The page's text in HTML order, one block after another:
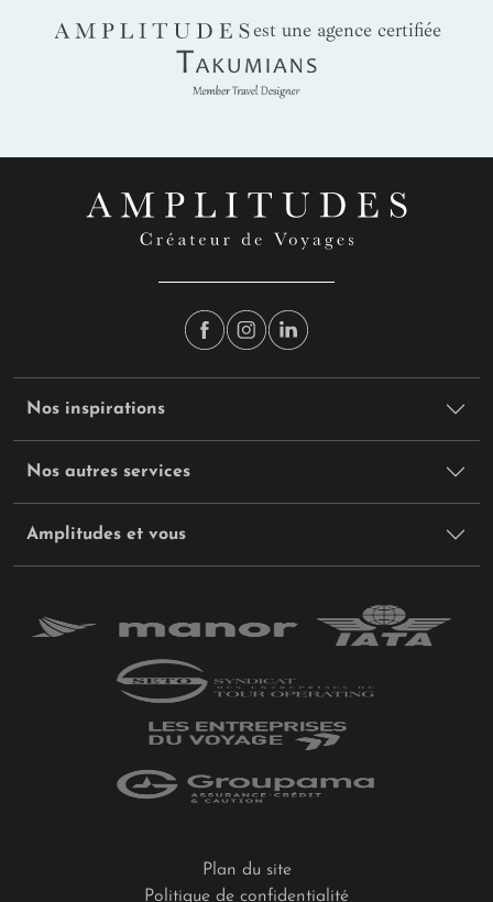
AMPLITUDES
est une agence certifiée
Takumians
Nos inspirations
Nos autres services
Amplitudes et vous
Plan du site
Politique de confidentialité